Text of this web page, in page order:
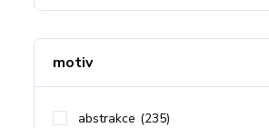
motiv
abstrakce (235)